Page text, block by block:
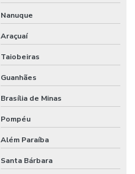
Nanuque
Araçuaí
Taiobeiras
Guanhães
Brasília de Minas
Pompéu
Além Paraíba
Santa Bárbara